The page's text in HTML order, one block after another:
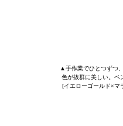
▲手作業でひとつずつ
色が抜群に美しい。ペ
[イエローゴールド×マ